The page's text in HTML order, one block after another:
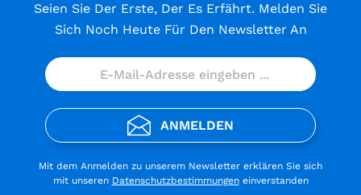
Seien Sie Der Erste, Der Es Erfährt. Melden Sie
Sich Noch Heute Für Den Newsletter An
ANMELDEN
Mit dem Anmelden zu unserem Newsletter erklären Sie sich
mit unseren Datenschutzbestimmungeneinverstanden